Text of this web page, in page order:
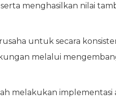
menghasilkan nilai
untuk secara
melalui
melakukan implementasi